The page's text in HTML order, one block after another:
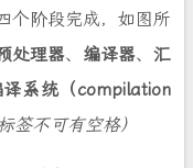
个阶段完成，如图所
处理器、 编译器、 汇
译系统（compilation
签不可有空格）